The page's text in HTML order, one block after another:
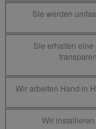
Sie werden
Sie erhalten
Wir arbeiten Hand in
Wir